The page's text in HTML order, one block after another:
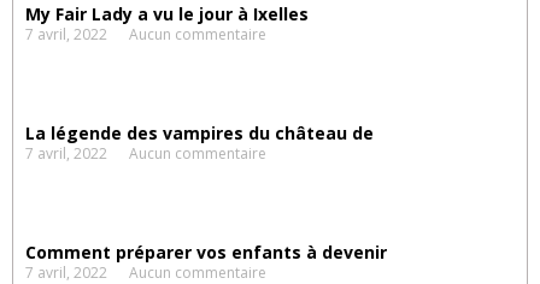
My Fair Lady a vu le jour à Ixelles
7 avril, 2022 Aucun commentaire
La légende des vampires du château de
7 avril, 2022 Aucun commentaire
Comment préparer vos enfants à devenir
7 avril, 2022 Aucun commentaire